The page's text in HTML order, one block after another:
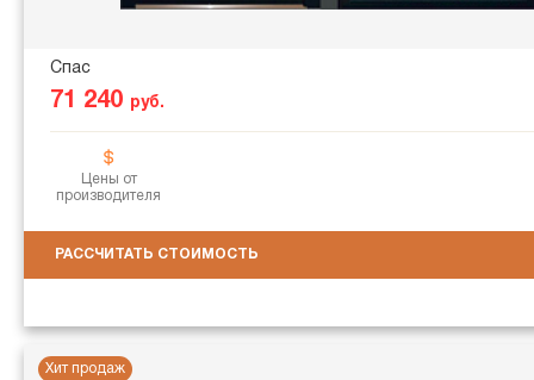
Спас
71 240 руб.
Цены от
производителя
РАССЧИТАТЬ СТОИМОСТЬ
Хит продаж